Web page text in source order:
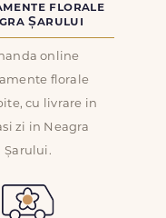
florale
Șarului
online
florale
cu livrare in
zi in Neagra
Șarului.